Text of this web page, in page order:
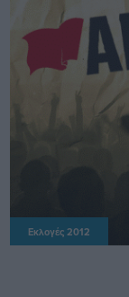
Εκλογές 2012